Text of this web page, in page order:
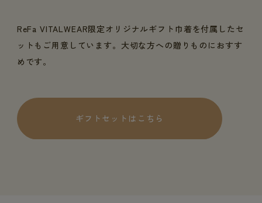
ReFa VITALWEAR限定オリジナルギフト巾着を付属したセ
ットもご用意しています。大切な方への贈りものにおすす
めです。
ギフトセットはこちら